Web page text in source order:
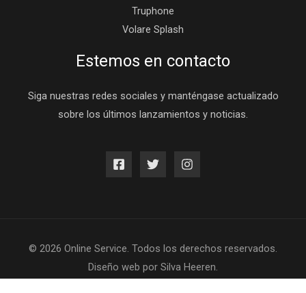
Truphone
Volare Splash
Estemos en contacto
Siga nuestras redes sociales y manténgase actualizado
sobre los últimos lanzamientos y noticias.
© 2026 Online Service. Todos los derechos reservados.
Diseño web por Silva Heeren.